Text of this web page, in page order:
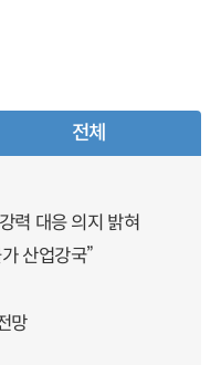
전체
력 대응 의지 밝혀
산업강국”
망